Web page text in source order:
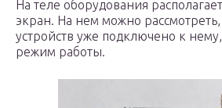
На теле оборудования
экран. На нем можно рассмотреть,
устройств уже подключено к
режим работы.